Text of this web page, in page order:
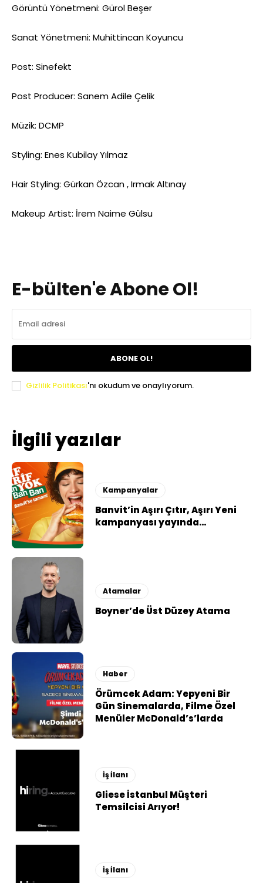
Görüntü Yönetmeni: Gürol Beşer
Sanat Yönetmeni: Muhittincan Koyuncu
Post: Sinefekt
Post Producer: Sanem Adile Çelik
Müzik: DCMP
Styling: Enes Kubilay Yılmaz
Hair Styling: Gürkan Özcan , Irmak Altınay
Makeup Artist: İrem Naime Gülsu
E-bülten'e Abone Ol!
ABONE OL!
Gizlilik Politikası'nı okudum ve onaylıyorum.
İlgili yazılar
Kampanyalar
Banvit’in Aşırı Çıtır, Aşırı Yeni
kampanyası yayında…
Atamalar
Boyner’de Üst Düzey Atama
Haber
Örümcek Adam: Yepyeni Bir
Gün Sinemalarda, Filme Özel
Menüler McDonald’s’larda
İş İlanı
Gliese İstanbul Müşteri
Temsilcisi Arıyor!
İş İlanı